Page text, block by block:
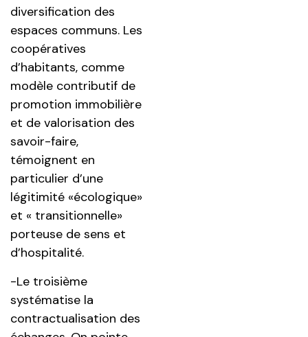
diversification des
espaces communs. Les
coopératives
d’habitants, comme
modèle contributif de
promotion immobilière
et de valorisation des
savoir-faire,
témoignent en
particulier d’une
légitimité «écologique»
et « transitionnelle»
porteuse de sens et
d’hospitalité.
-Le troisième
systématise la
contractualisation des